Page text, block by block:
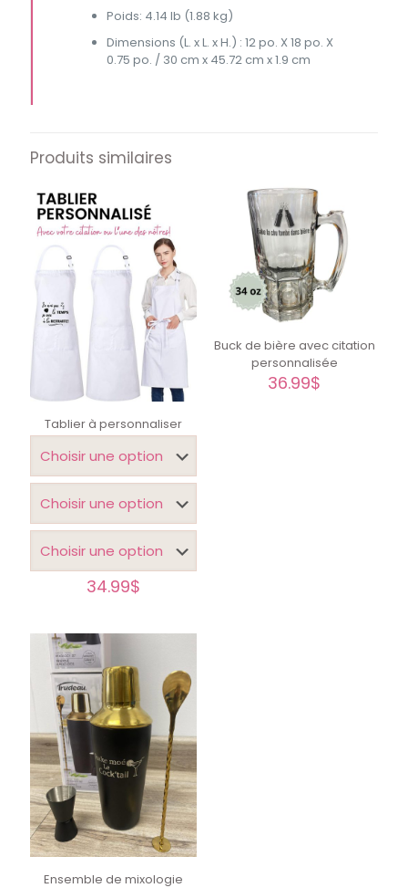
Poids: 4.14 lb (1.88 kg)
Dimensions (L. x L. x H.) : 12 po. X 18 po. X
0.75 po. / 30 cm x 45.72 cm x 1.9 cm
Produits similaires
Tablier à personnaliser
34.99$
Buck de bière avec citation
personnalisée
36.99$
Ensemble de mixologie